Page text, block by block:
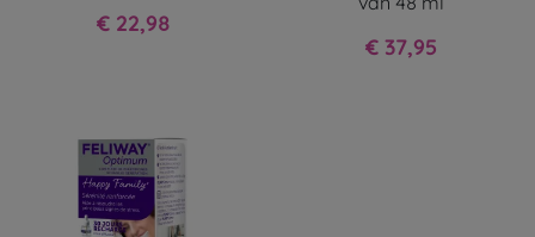
Prijs
€ 22,98
Prijs
€ 37,95